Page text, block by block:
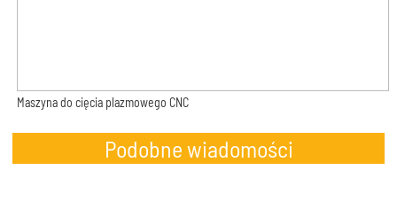
Maszyna do cięcia plazmowego CNC
Podobne wiadomości